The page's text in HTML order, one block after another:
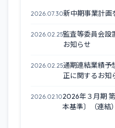
2026.07.30新中期事業計画
2026.02.25監査等委員会設
お知らせ
2026.02.25通期連結業績予
正に関するお知
2026.02.102026年３月期
本基準〕（連結）